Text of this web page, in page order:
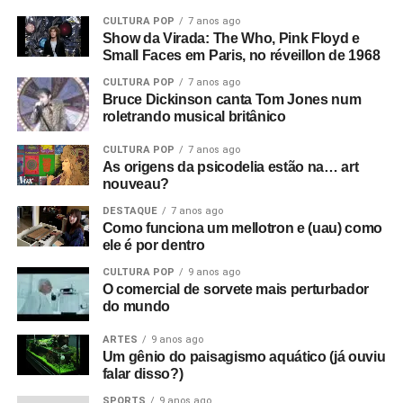
Então você tem essa coisa de lei e ordem, esse fascismo
corporativo, e aí eu corto para a banda na sala de ensaio.
Parece ótimo, bem underground. Sabe, underground no
sentido político, tipo a resistência francesa. Mas esse era
um underground cultural. Eles eram a resistência contra
tudo isso lá fora.
O que era que havia de tão especial no Joy Division?
Eles eram simplesmente poderosos demais. Eu sabia
que eles iam bombar. Não havia motivo para pensar isso,
na verdade, só tinha umas dez pessoas no Factory Club.
Eu não conseguia acreditar. Eu simplesmente sabia que
aquilo era a nova onda. Era isso. Eles eram muito mais
do que o punk tinha se tornado, que basicamente era só
uma banda para substituir as bandas de pub rock. Aquilo
era algo maior e artisticamente mais significativo do que o
punk. Pelo menos para mim.
CULTURA POP 7 anos ago
Show da Virada: The Who, Pink Floyd e
Small Faces em Paris, no réveillon de 1968
CULTURA POP 7 anos ago
Bruce Dickinson canta Tom Jones num
roletrando musical britânico
CULTURA POP 7 anos ago
As origens da psicodelia estão na… art
nouveau?
DESTAQUE 7 anos ago
Como funciona um mellotron e (uau) como
ele é por dentro
CULTURA POP 9 anos ago
O comercial de sorvete mais perturbador
do mundo
ARTES 9 anos ago
Um gênio do paisagismo aquático (já ouviu
falar disso?)
SPORTS 9 anos ago